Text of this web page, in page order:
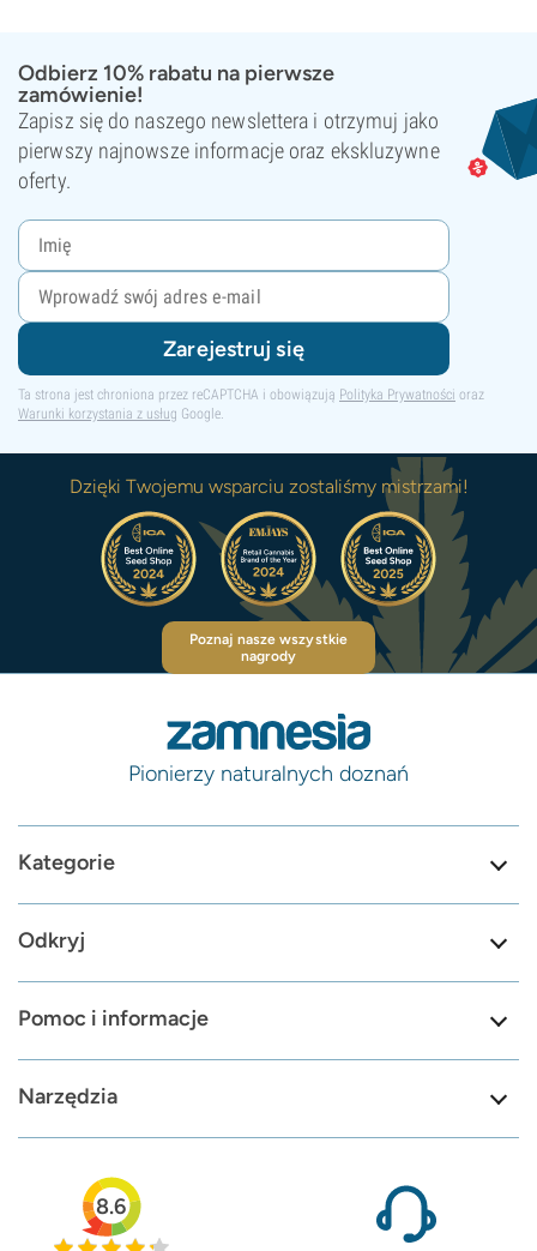
Odbierz 10% rabatu na pierwsze
zamówienie!
Zapisz się do naszego newslettera i otrzymuj jako
pierwszy najnowsze informacje oraz ekskluzywne
oferty.
Zarejestruj się
Ta strona jest chroniona przez reCAPTCHA i obowiązują Polityka Prywatności oraz
Warunki korzystania z usług Google.
Dzięki Twojemu wsparciu zostaliśmy mistrzami!
Poznaj nasze wszystkie
nagrody
Pionierzy naturalnych doznań
Kategorie
Odkryj
Pomoc i informacje
Narzędzia
8.6